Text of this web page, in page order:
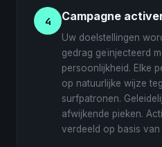
4 Campagne
Uw doelstellingen
gedrag geïnjecteerd
persoonlijkheid. Elke
op natuurlijke wijze
surfpatronen.
afwijkende pieken.
verdeeld op basis van